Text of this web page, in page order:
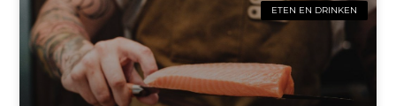
ETEN EN DRINKEN